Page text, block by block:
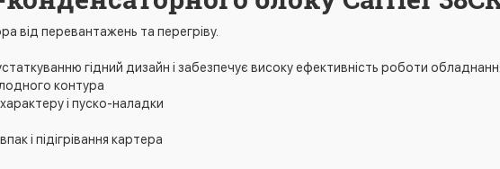
від перевантажень та перегріву.
гідний дизайн і забезпечує високу ефективність роботи
контура
і пуско-наладки
і підігрівання картера